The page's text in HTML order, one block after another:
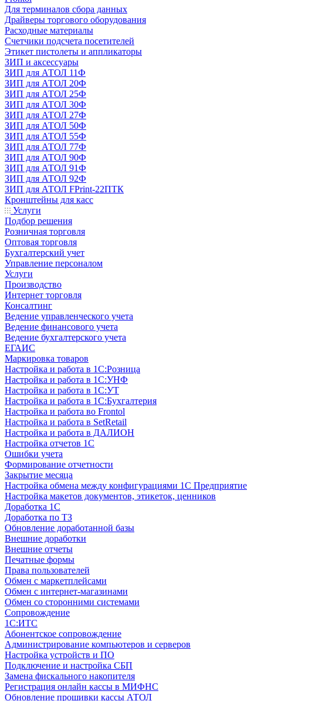
Для терминалов сбора данных
Драйверы торгового оборудования
Расходные материалы
Счетчики подсчета посетителей
Этикет пистолеты и аппликаторы
ЗИП и аксессуары
ЗИП для АТОЛ 11Ф
ЗИП для АТОЛ 20Ф
ЗИП для АТОЛ 25Ф
ЗИП для АТОЛ 30Ф
ЗИП для АТОЛ 27Ф
ЗИП для АТОЛ 50Ф
ЗИП для АТОЛ 55Ф
ЗИП для АТОЛ 77Ф
ЗИП для АТОЛ 90Ф
ЗИП для АТОЛ 91Ф
ЗИП для АТОЛ 92Ф
ЗИП для АТОЛ FPrint-22ПТК
Кронштейны для касс
Услуги
Подбор решения
Розничная торговля
Оптовая торговля
Бухгалтерский учет
Управление персоналом
Услуги
Производство
Интернет торговля
Консалтинг
Ведение управленческого учета
Ведение финансового учета
Ведение бухгалтерского учета
ЕГАИС
Маркировка товаров
Настройка и работа в 1С:Розница
Настройка и работа в 1С:УНФ
Настройка и работа в 1С:УТ
Настройка и работа в 1С:Бухгалтерия
Настройка и работа во Frontol
Настройка и работа в SetRetail
Настройка и работа в ДАЛИОН
Настройка отчетов 1С
Ошибки учета
Формирование отчетности
Закрытие месяца
Настройка обмена между конфигурациями 1С Предприятие
Настройка макетов документов, этикеток, ценников
Доработка 1С
Доработка по ТЗ
Обновление доработанной базы
Внешние доработки
Внешние отчеты
Печатные формы
Права пользователей
Обмен с маркетплейсами
Обмен с интернет-магазинами
Обмен со сторонними системами
Сопровождение
1C:ИТС
Абонентское сопровождение
Администрирование компьютеров и серверов
Настройка устройств и ПО
Подключение и настройка СБП
Замена фискального накопителя
Регистрация онлайн кассы в МИФНС
Обновление прошивки кассы АТОЛ